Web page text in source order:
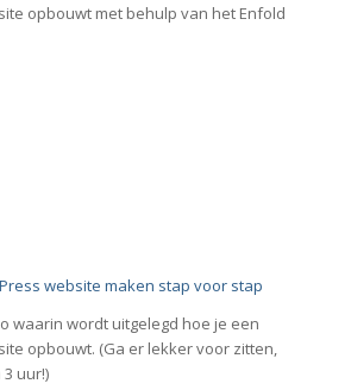
opbouwt met behulp van het Enfold
website maken stap voor stap
waarin wordt uitgelegd hoe je een
opbouwt. (Ga er lekker voor zitten,
uur!)